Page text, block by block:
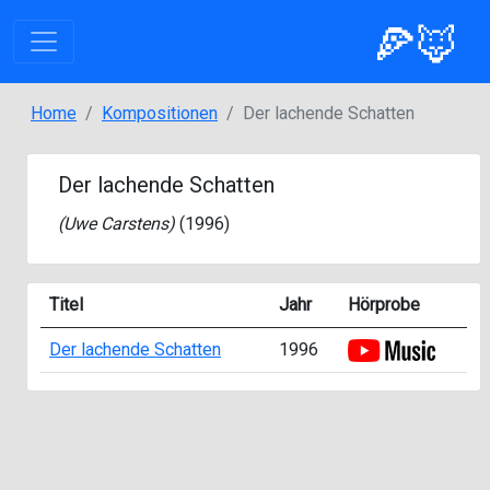
🍕🦊
Home Kompositionen Der lachende Schatten
Der lachende Schatten
(Uwe Carstens) (1996)
Titel Jahr Hörprobe
Der lachende Schatten 1996